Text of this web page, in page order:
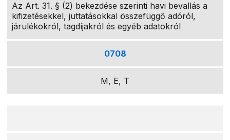
Az Art. 31. § (2) bekezdése szerinti havi bevallás a
kifizetésekkel, juttatásokkal összefüggő adóról,
járulékokról, tagdíjakról és egyéb adatokról
0708
M, E, T